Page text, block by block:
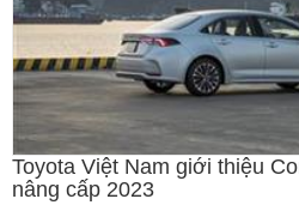
Toyota Việt Nam giới thiệu
nâng cấp 2023